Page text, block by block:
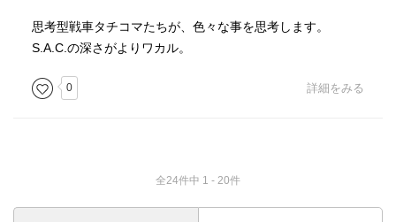
思考型戦車タチコマたちが、色々な事を思考します。
S.A.C.の深さがよりワカル。
0 詳細をみる
全24件中 1 - 20件